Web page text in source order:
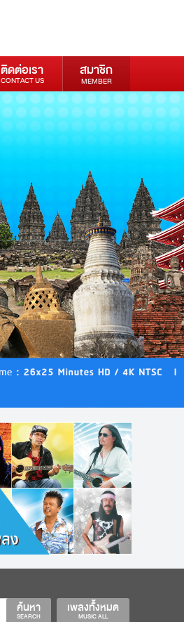
ติดต่อเรา
CONTACT US
สมาชิก
MEMBER
เพลงทั้งหมด
MUSIC ALL
ค้นหา
SEARCH